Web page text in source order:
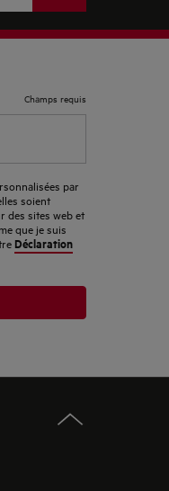
Champs requis
par
soient
des sites web et
que je suis
Déclaration